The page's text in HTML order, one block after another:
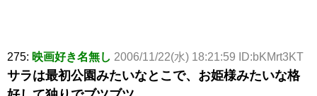
275: 映画好き名無し 2006/11/22(水) 18:21:59 ID:bKMrt3KT
サラは最初公園みたいなとこで、お姫様みたいな格